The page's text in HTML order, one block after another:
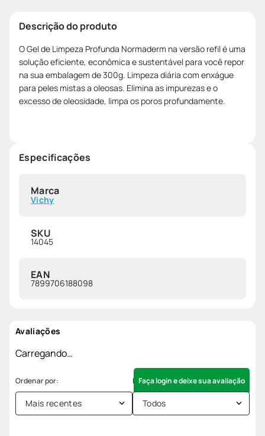
Descrição do produto
O Gel de Limpeza Profunda Normaderm na versão refil é uma
solução eficiente, econômica e sustentável para você repor
na sua embalagem de 300g. Limpeza diária com enxágue
para peles mistas a oleosas. Elimina as impurezas e o
excesso de oleosidade, limpa os poros profundamente.
Especificações
Marca
Vichy
SKU
14045
EAN
7899706188098
Avaliações
Carregando…
Faça login e deixe sua avaliação
Mais recentes Todos